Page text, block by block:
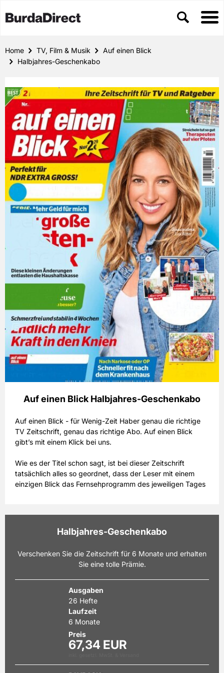
Home TV, Film & Musik
Auf einen Blick
Halbjahres-Geschenkabo
Auf einen Blick Halbjahres-Geschenkabo
Auf einen Blick - für Wenig-Zeit Haber genau die richtige
TV Zeitschrift, genau das richtige Abo. Auf einen Blick
gibt’s mit einem Klick bei uns.
Wie es der Titel schon sagt, ist bei dieser Zeitschrift
tatsächlich alles so geordnet, dass der Leser mit einem
einzigen Blick das Fernsehprogramm des jeweiligen Tages
die Familienzeitschrift Auf einen Blick aufgebaut. Beziehen
Sie Auf einen Blick im Abo und freuen Sie sich auf
bequemen Service und finanzielle Vorteile. Auf einen Blick
praktische Ratgeber zu Themen des Alltags und Rätsel
verschiedener Art und ist somit eine Zeitschrift für die
ganze Familie. Auf einen Blick gibt es zum Kennenlernen
als Miniabo, aber auch als Halbjahresabo und Jahresabo.
Mit einem Geschenkeabo können Sie auch andere mit dem
Fernsehmagazin beglücken.
Halbjahres-Geschenkabo
Verschenken Sie die Zeitschrift für 6 Monate und erhalten
Sie eine tolle Prämie.
Ausgaben
26 Hefte
Laufzeit
6 Monate
Preis
67,34 EUR